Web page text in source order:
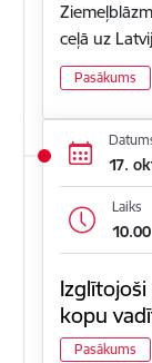
ceļā uz
Pasākums
17.
Laiks
10.00
kopu
Pasākums